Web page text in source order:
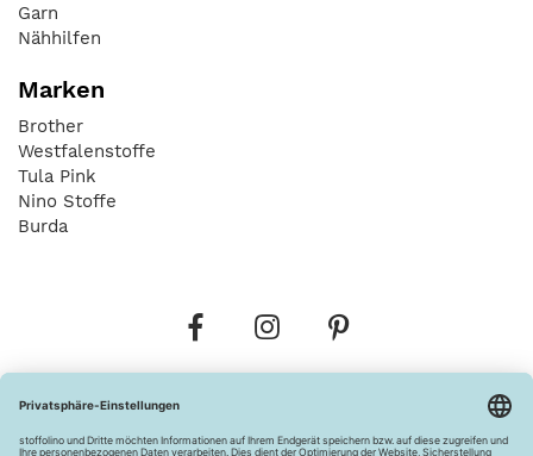
Garn
Nähhilfen
Marken
Brother
Westfalenstoffe
Tula Pink
Nino Stoffe
Burda